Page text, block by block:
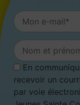
26 avril 2026
ARTICLE PRÉCÉDENT
Menu du 2 mai au 8 mai
En
recevoir un
par voie